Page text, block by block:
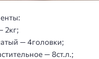
2кг;
— 4головки;
— 8ст.л.;